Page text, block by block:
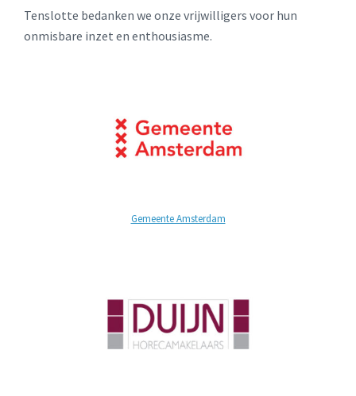
Tenslotte bedanken we onze vrijwilligers voor hun
onmisbare inzet en enthousiasme.
Gemeente Amsterdam